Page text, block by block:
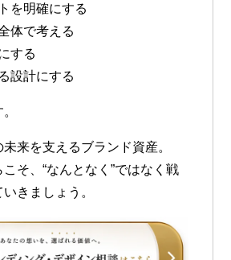
を明確にする
体で考える
する
設計にする
来を支えるブランド資産。
そ、“なんとなく”ではなく戦
きましょう。